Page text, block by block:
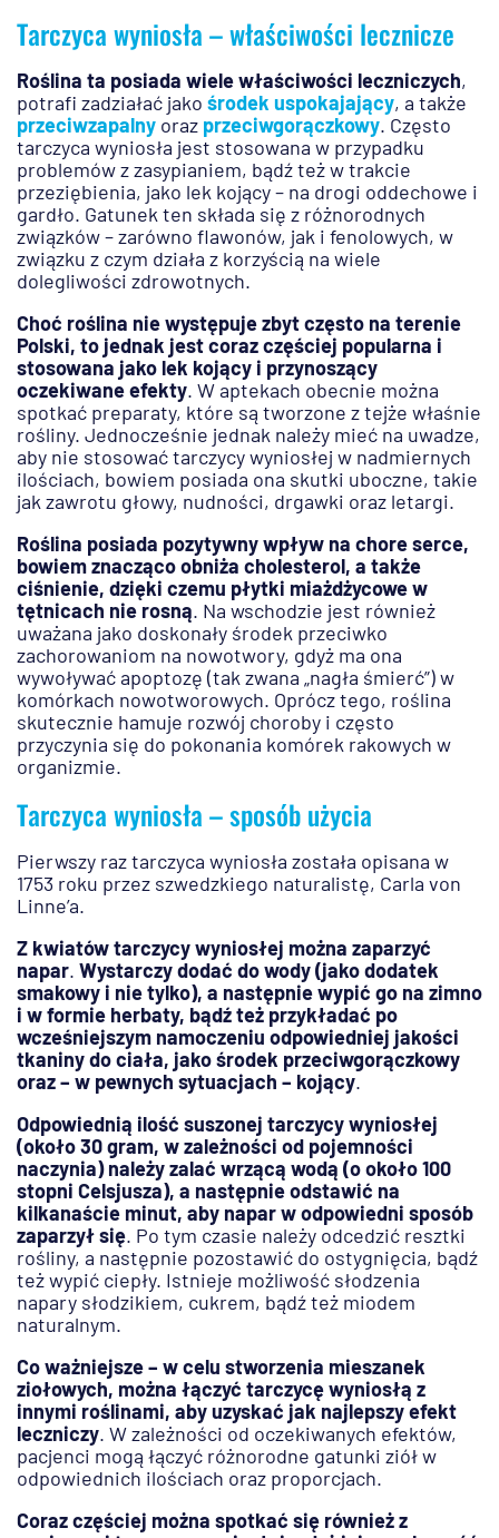
Tarczyca wyniosła – właściwości lecznicze
Roślina ta posiada wiele właściwości leczniczych,
potrafi zadziałać jako środek uspokajający, a także
przeciwzapalny oraz przeciwgorączkowy. Często
tarczyca wyniosła jest stosowana w przypadku
problemów z zasypianiem, bądź też w trakcie
przeziębienia, jako lek kojący – na drogi oddechowe i
gardło. Gatunek ten składa się z różnorodnych
związków – zarówno flawonów, jak i fenolowych, w
związku z czym działa z korzyścią na wiele
dolegliwości zdrowotnych.
Choć roślina nie występuje zbyt często na terenie
Polski, to jednak jest coraz częściej popularna i
stosowana jako lek kojący i przynoszący
oczekiwane efekty. W aptekach obecnie można
spotkać preparaty, które są tworzone z tejże właśnie
rośliny. Jednocześnie jednak należy mieć na uwadze,
aby nie stosować tarczycy wyniosłej w nadmiernych
ilościach, bowiem posiada ona skutki uboczne, takie
jak zawrotu głowy, nudności, drgawki oraz letargi.
Roślina posiada pozytywny wpływ na chore serce,
bowiem znacząco obniża cholesterol, a także
ciśnienie, dzięki czemu płytki miażdżycowe w
tętnicach nie rosną. Na wschodzie jest również
uważana jako doskonały środek przeciwko
zachorowaniom na nowotwory, gdyż ma ona
wywoływać apoptozę (tak zwana „nagła śmierć”) w
komórkach nowotworowych. Oprócz tego, roślina
skutecznie hamuje rozwój choroby i często
przyczynia się do pokonania komórek rakowych w
organizmie.
Tarczyca wyniosła – sposób użycia
Pierwszy raz tarczyca wyniosła została opisana w
1753 roku przez szwedzkiego naturalistę, Carla von
Linne’a.
Z kwiatów tarczycy wyniosłej można zaparzyć
napar. Wystarczy dodać do wody (jako dodatek
smakowy i nie tylko), a następnie wypić go na zimno
i w formie herbaty, bądź też przykładać po
wcześniejszym namoczeniu odpowiedniej jakości
tkaniny do ciała, jako środek przeciwgorączkowy
oraz – w pewnych sytuacjach – kojący.
Odpowiednią ilość suszonej tarczycy wyniosłej
(około 30 gram, w zależności od pojemności
naczynia) należy zalać wrzącą wodą (o około 100
stopni Celsjusza), a następnie odstawić na
kilkanaście minut, aby napar w odpowiedni sposób
zaparzył się. Po tym czasie należy odcedzić resztki
rośliny, a następnie pozostawić do ostygnięcia, bądź
też wypić ciepły. Istnieje możliwość słodzenia
napary słodzikiem, cukrem, bądź też miodem
naturalnym.
Co ważniejsze – w celu stworzenia mieszanek
ziołowych, można łączyć tarczycę wyniosłą z
innymi roślinami, aby uzyskać jak najlepszy efekt
leczniczy. W zależności od oczekiwanych efektów,
pacjenci mogą łączyć różnorodne gatunki ziół w
odpowiednich ilościach oraz proporcjach.
Coraz częściej można spotkać się również z